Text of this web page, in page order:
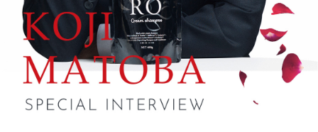
私たちについて
VALANROSEについて
会社概要
採用情報
取扱店舗一覧